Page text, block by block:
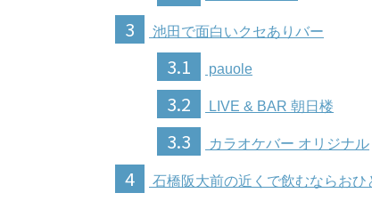
3 池田で面白いクセありバー
3.1 pauole
3.2 LIVE & BAR 朝日楼
3.3 カラオケバー オリジナル
4 石橋阪大前の近くで飲むならおひ